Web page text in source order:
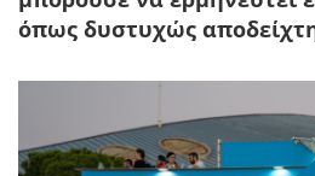
όπως δυστυχώς